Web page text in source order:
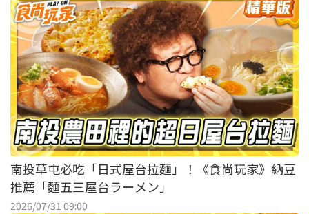
南投草屯必吃「日式屋台拉麵」！《食尚玩家》納豆
推薦「麵五三屋台ラーメン」
2026/07/31 09:00